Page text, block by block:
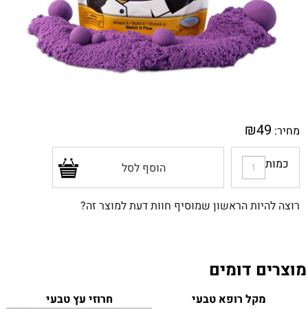
מחיר: ₪49
כמות הוסף לסל
רוצה להיות הראשון שמוסיף חוות דעת למוצר זה?
מוצרים דומים
מקל רופא טבעי חרוזי עץ טבעי